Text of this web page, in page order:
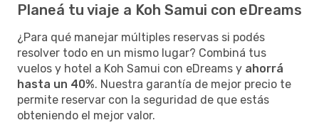
Planeá tu viaje a Koh Samui con eDreams
¿Para qué manejar múltiples reservas si podés
resolver todo en un mismo lugar? Combiná tus
vuelos y hotel a Koh Samui con eDreams y ahorrá
hasta un 40%. Nuestra garantía de mejor precio te
permite reservar con la seguridad de que estás
obteniendo el mejor valor.